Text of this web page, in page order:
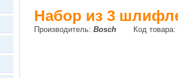
Набор из 3
Производитель: Bosch Код товара: